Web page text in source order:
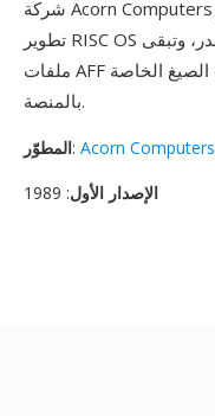
شركة Acorn Computers عن العمل في أواخر التسعينيات، يستمر
تطوير RISC OS بشكل نشط كمشروع مفتوح المصدر، وتبقى
ملفات AFF مدعومة عبر تطبيقات الرسم ومحولات الصيغ الخاصة
بالمنصة.
المطوّر: Acorn Computers
الإصدار الأول: 1989